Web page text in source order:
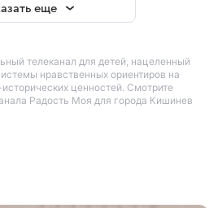
еще
телеканал для детей, нацеленный
нравственных ориентиров на
ценностей. Смотрите
Радость Моя для города Кишинев